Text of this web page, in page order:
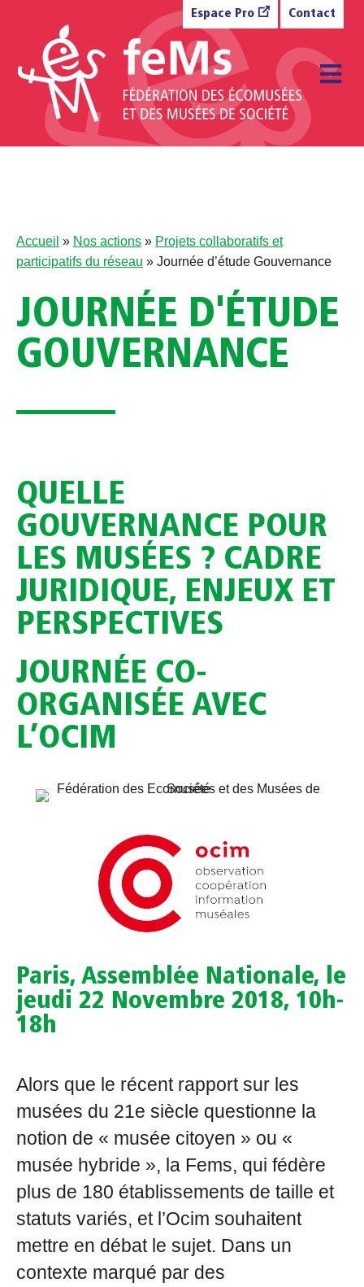
Espace Pro Contact
Accueil » Nos actions » Projets collaboratifs et
participatifs du réseau » Journée d’étude Gouvernance
JOURNÉE D'ÉTUDE
GOUVERNANCE
QUELLE
GOUVERNANCE POUR
LES MUSÉES ? CADRE
JURIDIQUE, ENJEUX ET
PERSPECTIVES
JOURNÉE CO-
ORGANISÉE AVEC
L’OCIM
Paris, Assemblée Nationale, le
jeudi 22 Novembre 2018, 10h-
18h
Alors que le récent rapport sur les
musées du 21e siècle questionne la
notion de « musée citoyen » ou «
musée hybride », la Fems, qui fédère
plus de 180 établissements de taille et
statuts variés, et l’Ocim souhaitent
mettre en débat le sujet. Dans un
contexte marqué par des